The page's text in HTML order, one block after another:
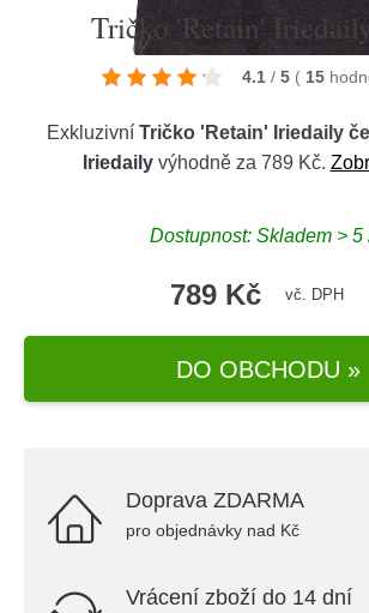
Tričko 'Retain'
4.1 / 5 ( 15
Exkluzivní Tričko 'Retain' Iriedaily
Iriedailyvýhodně za 789 Kč.
Dostupnost: Skladem > 5
789 Kč vč. DPH
DO OBCHODU »
Doprava ZDARMA
pro objednávky nad Kč
Vrácení zboží do 14 dní